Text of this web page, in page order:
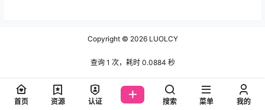
Copyright © 2026LUOLCY
查询 1 次，耗时 0.0884 秒
首页 资源 认证 搜索 菜单 我的